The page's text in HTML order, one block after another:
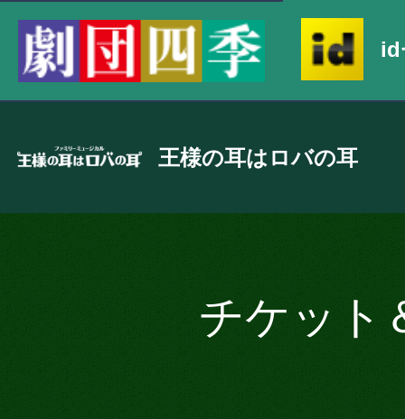
id
王様の耳はロバの耳
チケット